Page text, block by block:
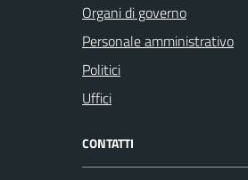
Organi di governo
Personale amministrativo
Politici
Uffici
CONTATTI